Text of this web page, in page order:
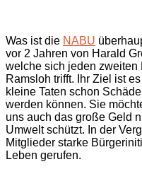
Was ist die NABU
vor 2 Jahren von Harald
welche sich jeden zweiten
Ramsloh trifft. Ihr Ziel ist
kleine Taten schon
werden können. Sie
uns auch das große Geld
Umwelt schützt. In der
Mitglieder starke
Leben gerufen.